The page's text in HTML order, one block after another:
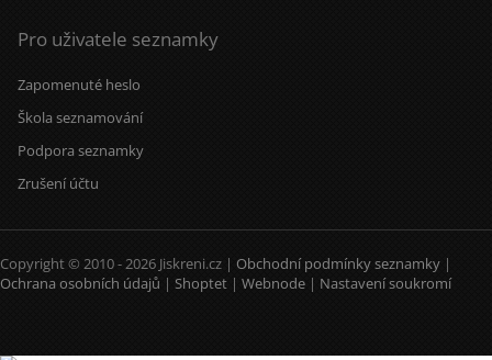
Pro uživatele seznamky
Zapomenuté heslo
Škola seznamování
Podpora seznamky
Zrušení účtu
Copyright © 2010 - 2026 Jiskreni.cz | Obchodní podmínky seznamky |
Ochrana osobních údajů | Shoptet | Webnode | Nastavení soukromí